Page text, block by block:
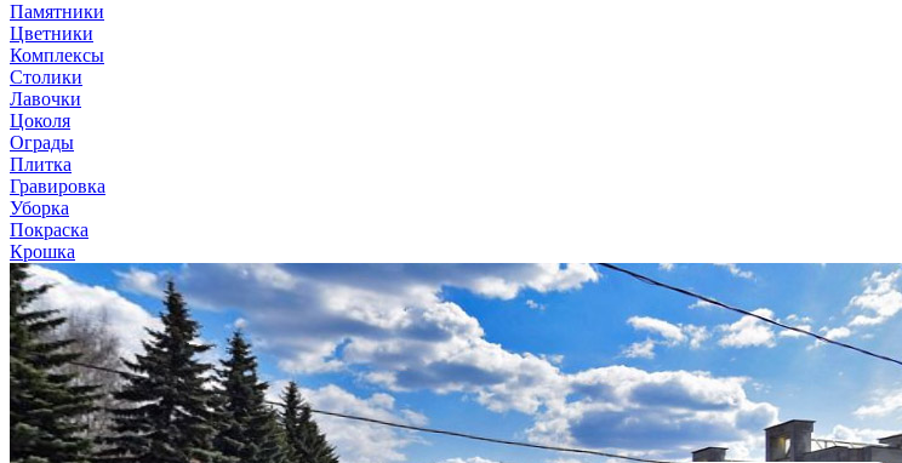
Памятники
Цветники
Комплексы
Столики
Лавочки
Цоколя
Ограды
Плитка
Гравировка
Уборка
Покраска
Крошка